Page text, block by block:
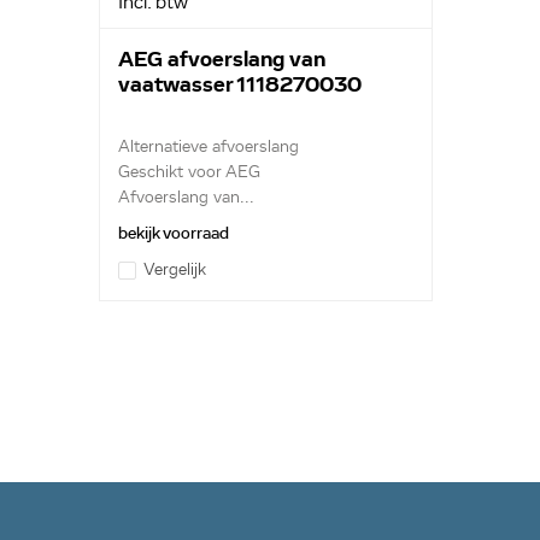
FAV605I-W, FAV605I-B, FAV605I-M, FAV4230I-B,
WCH, FAV6050I-BCH, FAV4230I-WCH, FAV4230I-W,
DCH, FAV6050I-MCH, FAV5040IM, FAV4050-D,
FAV5052-W, FAV3050-W, FAV3030W, FAV5058-WI,
WNL, FAV6050-WKOR, FAV6060-W, FAV4045-W,
FAV4030W, FAV4040-WGB, FAV4059-W, FAV4055W-10,
FAV4055D, FAV6269W, FAV4061D, FAV4052-D,
FAV5089W, FAV4041-W, FAV4051W, FAV6070IW,
FAV4031W, FAV4052D, FAVDIAMANT, FAV80800W,
FAV50740W, FAV5270VI, FAV3231I-M, FAV60750VI,
AEG afvoerslang van
vaatwasser 1118270030
Alternatieve afvoerslang
Geschikt voor AEG
Afvoerslang van...
bekijk voorraad
Vergelijk